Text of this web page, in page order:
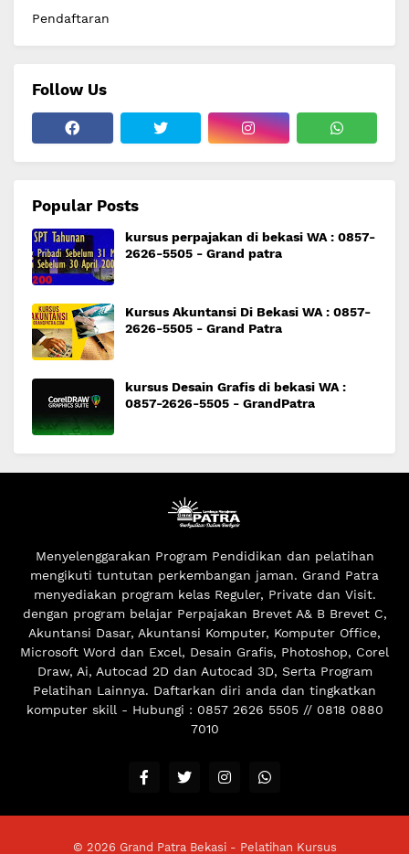
Pendaftaran
Follow Us
Popular Posts
kursus perpajakan di bekasi WA : 0857-
2626-5505 - Grand patra
Kursus Akuntansi Di Bekasi WA : 0857-
2626-5505 - Grand Patra
kursus Desain Grafis di bekasi WA :
0857-2626-5505 - GrandPatra
Menyelenggarakan Program Pendidikan dan pelatihan
mengikuti tuntutan perkembangan jaman. Grand Patra
menyediakan program kelas Reguler, Private dan Visit.
dengan program belajar Perpajakan Brevet A& B Brevet C,
Akuntansi Dasar, Akuntansi Komputer, Komputer Office,
Microsoft Word dan Excel, Desain Grafis, Photoshop, Corel
Draw, Ai, Autocad 2D dan Autocad 3D, Serta Program
Pelatihan Lainnya. Daftarkan diri anda dan tingkatkan
komputer skill - Hubungi : 0857 2626 5505 // 0818 0880
7010
© 2026 Grand Patra Bekasi - Pelatihan Kursus